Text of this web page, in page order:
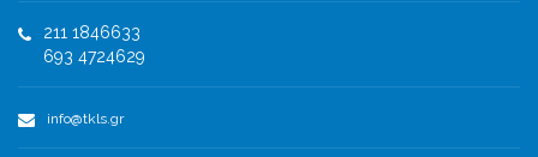
211 1846633
693 4724629
info@tkls.gr